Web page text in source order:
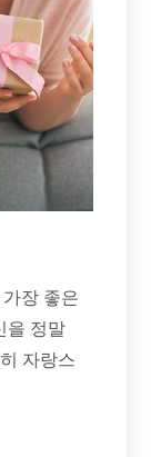
장 좋은
을 정말
자랑스